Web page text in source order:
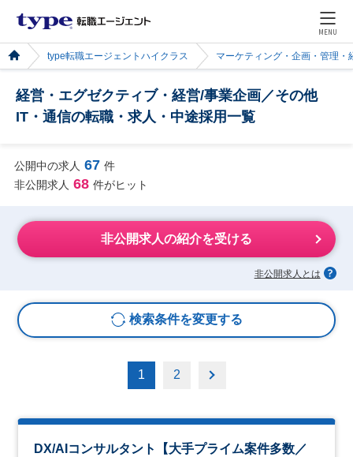
MENU
type転職エージェントハイクラス マーケティング・企画・管理・
経営・エグゼクティブ・経営/事業企画／その他
IT・通信の転職・求人・中途採用一覧
公開中の求人 67 件
非公開求人 68 件がヒット
非公開求人の紹介を受ける
非公開求人とは
検索条件を変更する
1 2
DX/AIコンサルタント【大手プライム案件多数／